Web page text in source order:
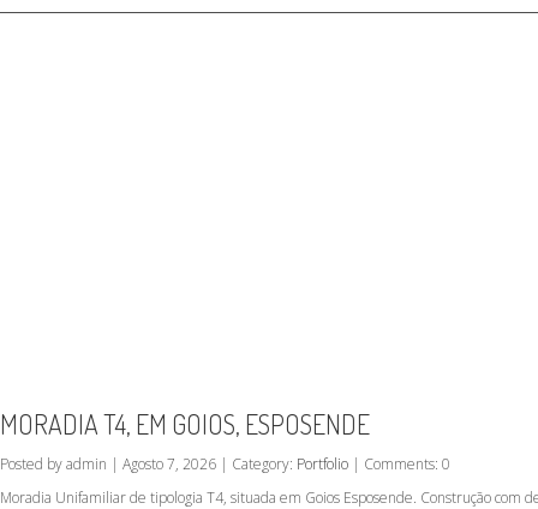
MORADIA T4, EM GOIOS, ESPOSENDE
Posted by admin | Agosto 7, 2026 | Category: Portfolio | Comments: 0
Moradia Unifamiliar de tipologia T4, situada em Goios Esposende. Construção com